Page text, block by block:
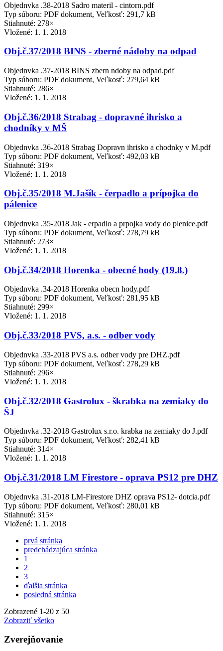
Objednvka .38-2018 Sadro materil - cintorn.pdf
Typ súboru: PDF dokument, Veľkosť: 291,7 kB
Stiahnuté: 278×
Vložené: 1. 1. 2018
Obj.č.37/2018 BINS - zberné nádoby na odpad
Objednvka .37-2018 BINS zbern ndoby na odpad.pdf
Typ súboru: PDF dokument, Veľkosť: 279,64 kB
Stiahnuté: 286×
Vložené: 1. 1. 2018
Obj.č.36/2018 Strabag - dopravné ihrisko a
chodníky v MŠ
Objednvka .36-2018 Strabag Dopravn ihrisko a chodnky v M.pdf
Typ súboru: PDF dokument, Veľkosť: 492,03 kB
Stiahnuté: 319×
Vložené: 1. 1. 2018
Obj.č.35/2018 M.Jašík - čerpadlo a prípojka do
pálenice
Objednvka .35-2018 Jak - erpadlo a prpojka vody do plenice.pdf
Typ súboru: PDF dokument, Veľkosť: 278,79 kB
Stiahnuté: 273×
Vložené: 1. 1. 2018
Obj.č.34/2018 Horenka - obecné hody (19.8.)
Objednvka .34-2018 Horenka obecn hody.pdf
Typ súboru: PDF dokument, Veľkosť: 281,95 kB
Stiahnuté: 299×
Vložené: 1. 1. 2018
Obj.č.33/2018 PVS, a.s. - odber vody
Objednvka .33-2018 PVS a.s. odber vody pre DHZ.pdf
Typ súboru: PDF dokument, Veľkosť: 278,29 kB
Stiahnuté: 296×
Vložené: 1. 1. 2018
Obj.č.32/2018 Gastrolux - škrabka na zemiaky do
ŠJ
Objednvka .32-2018 Gastrolux s.r.o. krabka na zemiaky do J.pdf
Typ súboru: PDF dokument, Veľkosť: 282,41 kB
Stiahnuté: 314×
Vložené: 1. 1. 2018
Obj.č.31/2018 LM Firestore - oprava PS12 pre DHZ
Objednvka .31-2018 LM-Firestore DHZ oprava PS12- dotcia.pdf
Typ súboru: PDF dokument, Veľkosť: 280,01 kB
Stiahnuté: 315×
Vložené: 1. 1. 2018
prvá stránka
predchádzajúca stránka
1
2
3
ďalšia stránka
posledná stránka
Zobrazené 1-20 z 50
Zobraziť všetko
Zverejňovanie